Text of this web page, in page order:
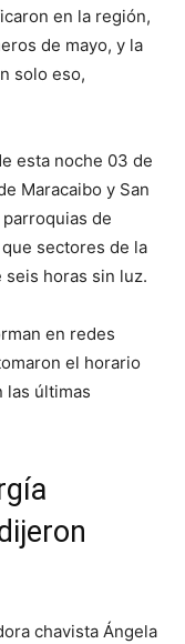
en la región,
de mayo, y la
solo eso,
esta noche 03 de
Maracaibo y San
parroquias de
sectores de la
seis horas sin luz.
en redes
el horario
las últimas
chavista Ángela